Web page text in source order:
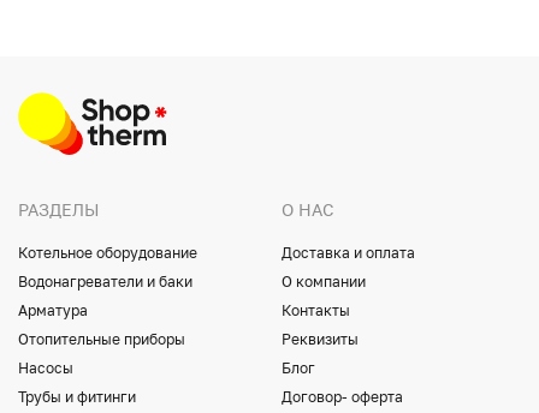
РАЗДЕЛЫ
Котельное оборудование
Водонагреватели и баки
Арматура
Отопительные приборы
Насосы
Трубы и фитинги
О НАС
Доставка и оплата
О компании
Контакты
Реквизиты
Блог
Договор- оферта